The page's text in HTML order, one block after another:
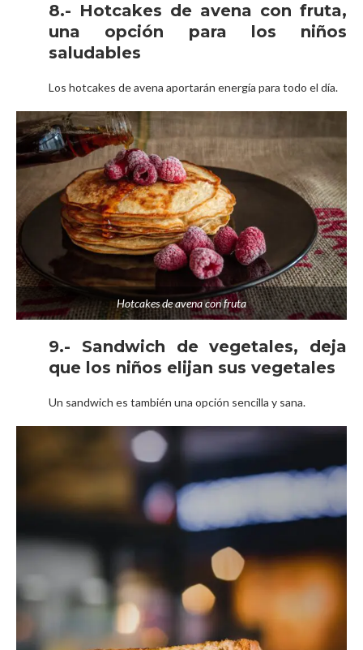
8.- Hotcakes de avena con fruta,
una opción para los niños
saludables
Los hotcakes de avena aportarán energía para todo el día.
Hotcakes de avena con fruta
9.- Sandwich de vegetales, deja
que los niños elijan sus vegetales
Un sandwich es también una opción sencilla y sana.